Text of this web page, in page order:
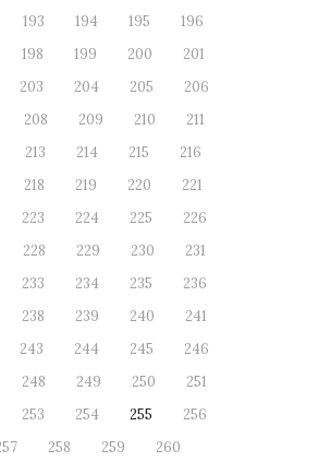
193 194 195
196
198 199 200
201
203 204 205
206
208 209 210
211
213 214 215
216
218 219 220
221
223 224 225
226
228 229 230
231
233 234 235
236
238 239 240
241
243 244 245
246
248 249 250
251
253 254 255
256
258 259 260